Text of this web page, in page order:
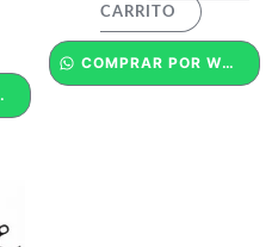
CARRITO
COMPRAR POR WHATSAPP